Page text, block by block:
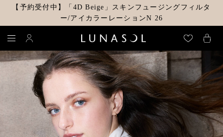
【予約受付中】「4D Beige」スキンフュージングフィルタ
ー/アイカラーレーションN 26